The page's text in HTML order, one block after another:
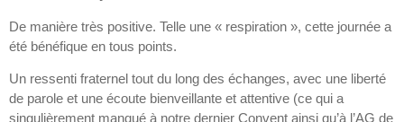
De manière très positive. Telle une « respiration », cette journée a
été bénéfique en tous points.
Un ressenti fraternel tout du long des échanges, avec une liberté
de parole et une écoute bienveillante et attentive (ce qui a
singulièrement manqué à notre dernier Convent ainsi qu’à l’AG de